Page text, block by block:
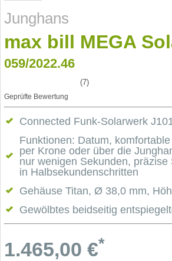
Junghans
max bill MEGA
059/2022.46
(7)
Geprüfte Bewertung
Connected Funk-Solarwerk
Funktionen: Datum,
per Krone oder über die
nur wenigen Sekunden,
in Halbsekundenschritten
Gehäuse Titan, Ø 38,0 mm,
Gewölbtes beidseitig
1.465,00 €*